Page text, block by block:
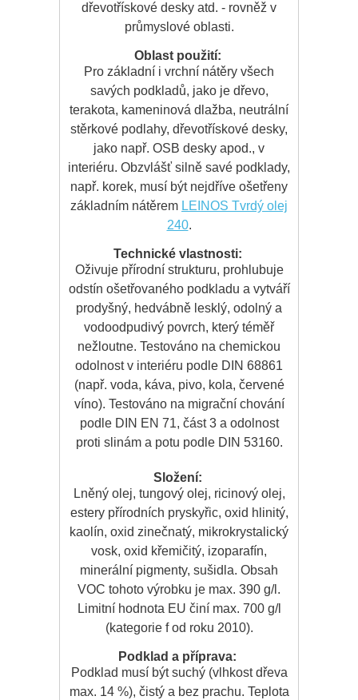
dřevotřískové desky atd. - rovněž v
průmyslové oblasti.
Oblast použití:
Pro základní i vrchní nátěry všech
savých podkladů, jako je dřevo,
terakota, kameninová dlažba, neutrální
stěrkové podlahy, dřevotřískové desky,
jako např. OSB desky apod., v
interiéru. Obzvlášť silně savé podklady,
např. korek, musí být nejdříve ošetřeny
základním nátěrem LEINOS Tvrdý olej
240.
Technické vlastnosti:
Oživuje přírodní strukturu, prohlubuje
odstín ošetřovaného podkladu a vytváří
prodyšný, hedvábně lesklý, odolný a
vodoodpudivý povrch, který téměř
nežloutne. Testováno na chemickou
odolnost v interiéru podle DIN 68861
(např. voda, káva, pivo, kola, červené
víno). Testováno na migrační chování
podle DIN EN 71, část 3 a odolnost
proti slinám a potu podle DIN 53160.
Složení:
Lněný olej, tungový olej, ricinový olej,
estery přírodních pryskyřic, oxid hlinitý,
kaolín, oxid zinečnatý, mikrokrystalický
vosk, oxid křemičitý, izoparafín,
minerální pigmenty, sušidla. Obsah
VOC tohoto výrobku je max. 390 g/l.
Limitní hodnota EU činí max. 700 g/l
(kategorie f od roku 2010).
Podklad a příprava:
Podklad musí být suchý (vlhkost dřeva
max. 14 %), čistý a bez prachu. Teplota